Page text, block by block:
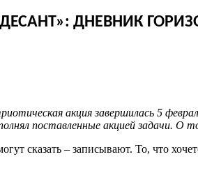
ДНЕВНИК
акция завершилась 5
поставленные акцией задачи. О
сказать – записывают. То, что